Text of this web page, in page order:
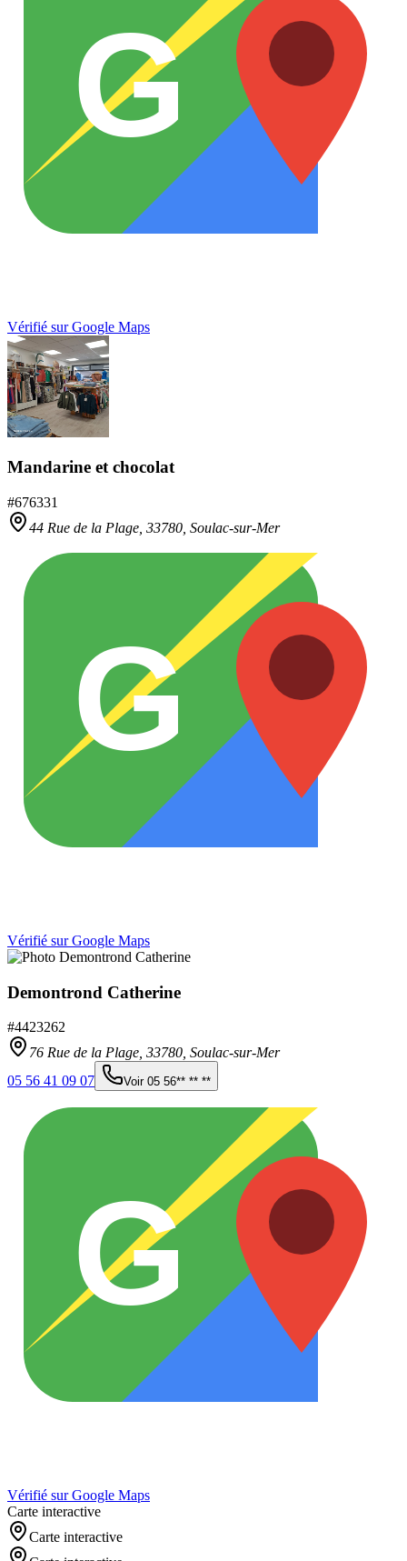
G
Vérifié sur Google Maps
Mandarine et chocolat
#676331
44 Rue de la Plage, 33780 Soulac-sur-Mer
G
Vérifié sur Google Maps
Demontrond Catherine
#4423262
76 Rue de la Plage, 33780 Soulac-sur-Mer
05 56 41 09 07
Voir 05 56** ** **
G
Vérifié sur Google Maps
Carte interactive
Carte interactive